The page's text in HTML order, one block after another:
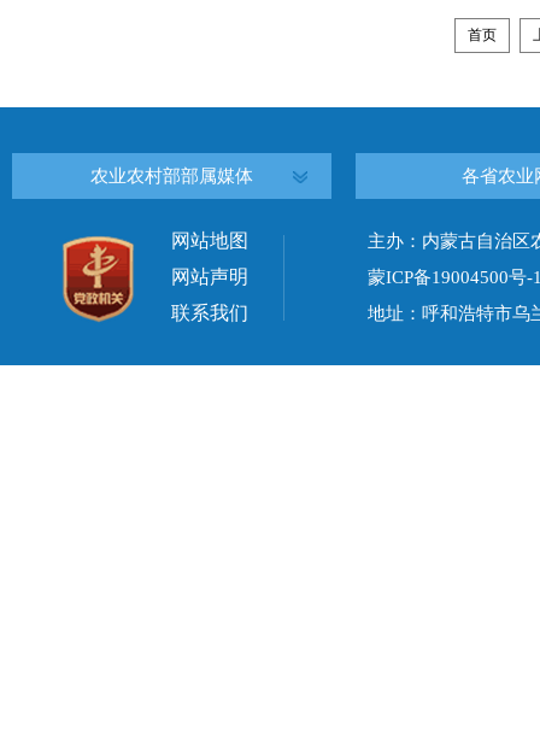
首页
农业农村部部属媒体 各省农业
网站地图
网站声明
联系我们
主办：内蒙古自治
蒙ICP备19004500号-
地址：呼和浩特市